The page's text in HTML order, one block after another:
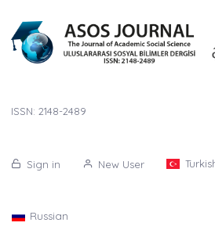
ISSN: 2148-2489
Sign in New User
Russian